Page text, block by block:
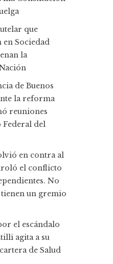
que
en Sociedad
la
de Buenos
la reforma
reuniones
Federal del
en contra al
el conflicto
No
un gremio
el escándalo
agita a su
de Salud